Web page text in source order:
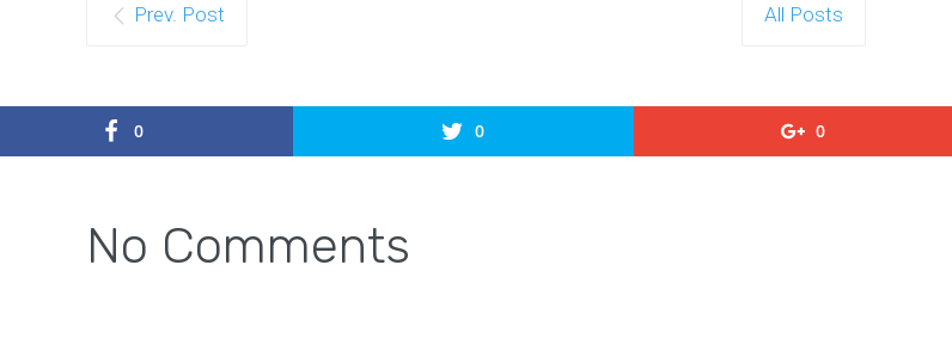
Prev. Post All Posts
0 0 0
No Comments